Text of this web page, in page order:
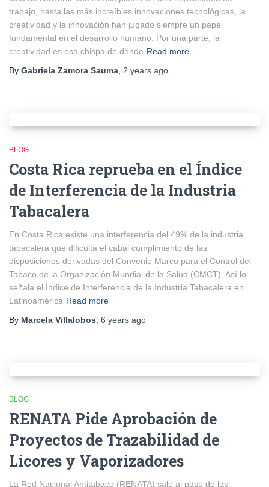
trabajo, hasta las más increíbles innovaciones tecnológicas, la
creatividad y la innovación han jugado siempre un papel
fundamental en el desarrollo humano. Por una parte, la
creatividad es esa chispa de donde Read more
By Gabriela Zamora Sauma, 2 years ago
BLOG
Costa Rica reprueba en el Índice
de Interferencia de la Industria
Tabacalera
En Costa Rica existe una interferencia del 49% de la industria
tabacalera que dificulta el cabal cumplimiento de las
disposiciones derivadas del Convenio Marco para el Control del
Tabaco de la Organización Mundial de la Salud (CMCT). Así lo
señala el Índice de Interferencia de la Industria Tabacalera en
Latinoamérica Read more
By Marcela Villalobos, 6 years ago
BLOG
RENATA Pide Aprobación de
Proyectos de Trazabilidad de
Licores y Vaporizadores
La Red Nacional Antitabaco (RENATA) sale al paso de las